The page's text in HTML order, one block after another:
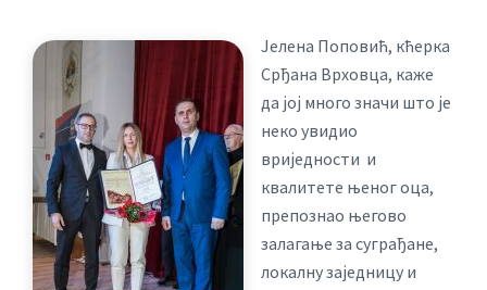
Јелена Поповић, кћерка
Срђана Врховца, каже
да јој много значи што је
неко увидио
вриједности и
квалитете њеног оца,
препознао његово
залагање за суграђане,
локалну заједницу и